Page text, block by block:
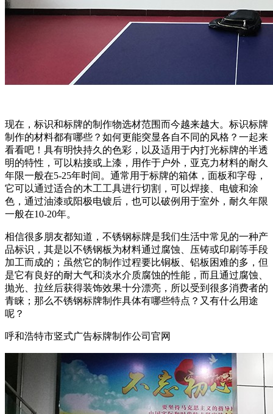
现在，标识和标牌的制作物选材范围而今越来越大。标识标牌
制作的材料都有哪些？如何更能突显各自不同的风格？一起来
看看吧！具有明快持久的色彩，以及适用于内打光标牌的半透
明的特性，可以粘接或上漆，用作于户外，亚克力材料的耐久
年限一般在5-25年时间。通常用于标牌的箱体，面板和字母，
它可以通过适合的木工工具进行切割，可以焊接、电镀和涂
色，通过油漆或阳极电镀后，也可以破例用于室外，耐久年限
一般在10-20年。
相信很多朋友都知道，不锈钢标牌是我们生活中常见的一种产
品标识，其是以不锈钢板为材料通过腐蚀、压铸或印刷等手段
加工而成的；虽然它的制作过程要比铜板、铝板困难的多，但
是它有良好的耐大气和淡水介质腐蚀的性能，而且通过腐蚀、
抛光、拉丝后获得装饰效果十分漂亮，所以受到很多消费者的
青睐；那么不锈钢标牌制作具体有哪些特点？又有什么用途
呢？
呼和浩特市竖式广告标牌制作公司官网